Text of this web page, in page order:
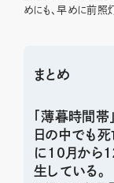
めにも、早めに前照
まとめ
「薄暮時間帯
日の中でも
に10月から
生している。